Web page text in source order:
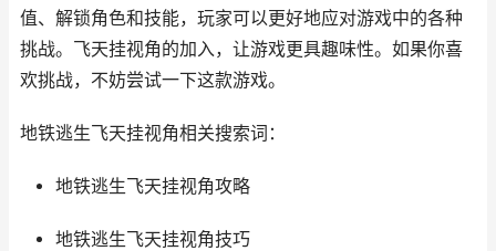
值、解锁角色和技能，玩家可以更好地应对游戏中的各种
挑战。飞天挂视角的加入，让游戏更具趣味性。如果你喜
欢挑战，不妨尝试一下这款游戏。
地铁逃生飞天挂视角相关搜索词：
地铁逃生飞天挂视角攻略
地铁逃生飞天挂视角技巧